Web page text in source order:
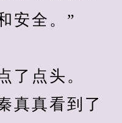
安全。”
点头。
真看到了